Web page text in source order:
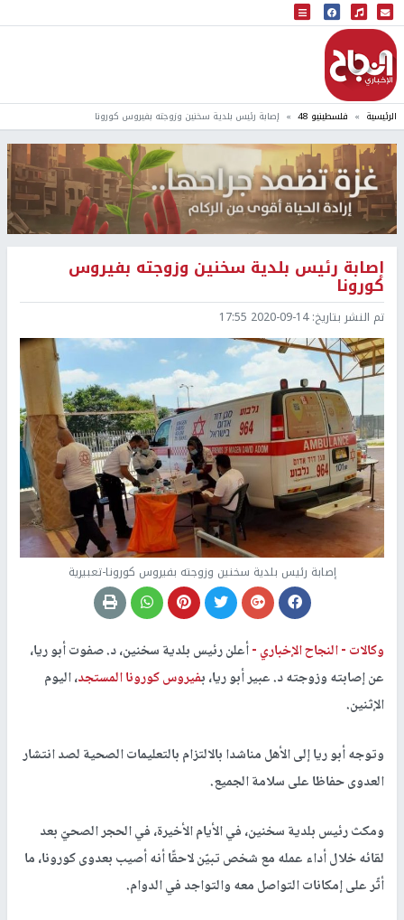
البث المباشر
إذاعة النجاح
الرئيسية فلسطينيو 48 إصابة رئيس بلدية سخنين وزوجته بفيروس كورونا
إصابة رئيس بلدية سخنين وزوجته بفيروس
كورونا
تم النشر بتاريخ:2020-09-14 17:55
إصابة رئيس بلدية سخنين وزوجته بفيروس كورونا-تعبيرية
وكالات -النجاح الإخباري -أعلن رئيس بلدية سخنين، د. صفوت أبو ريا،
عن إصابته وزوجته د. عبير أبو ريا، بفيروس كورونا المستجد، اليوم
الإثنين.
وتوجه أبو ريا إلى الأهل مناشدا بالالتزام بالتعليمات الصحية لصد انتشار
العدوى حفاظا على سلامة الجميع.
ومكث رئيس بلدية سخنين، في الأيام الأخيرة، في الحجر الصحيّ بعد
لقائه خلال أداء عمله مع شخص تبيّن لاحقًا أنه أصيب بعدوى كورونا، ما
أثّر على إمكانات التواصل معه والتواجد في الدوام.